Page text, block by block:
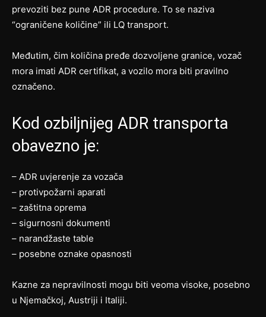
prevoziti bez pune ADR procedure. To se naziva
“ograničene količine” ili LQ transport.
Međutim, čim količina pređe dozvoljene granice, vozač
mora imati ADR certifikat, a vozilo mora biti pravilno
označeno.
Kod ozbiljnijeg ADR transporta
obavezno je:
– ADR uvjerenje za vozača
– protivpožarni aparati
– zaštitna oprema
– sigurnosni dokumenti
– narandžaste table
– posebne oznake opasnosti
Kazne za nepravilnosti mogu biti veoma visoke, posebno
u Njemačkoj, Austriji i Italiji.